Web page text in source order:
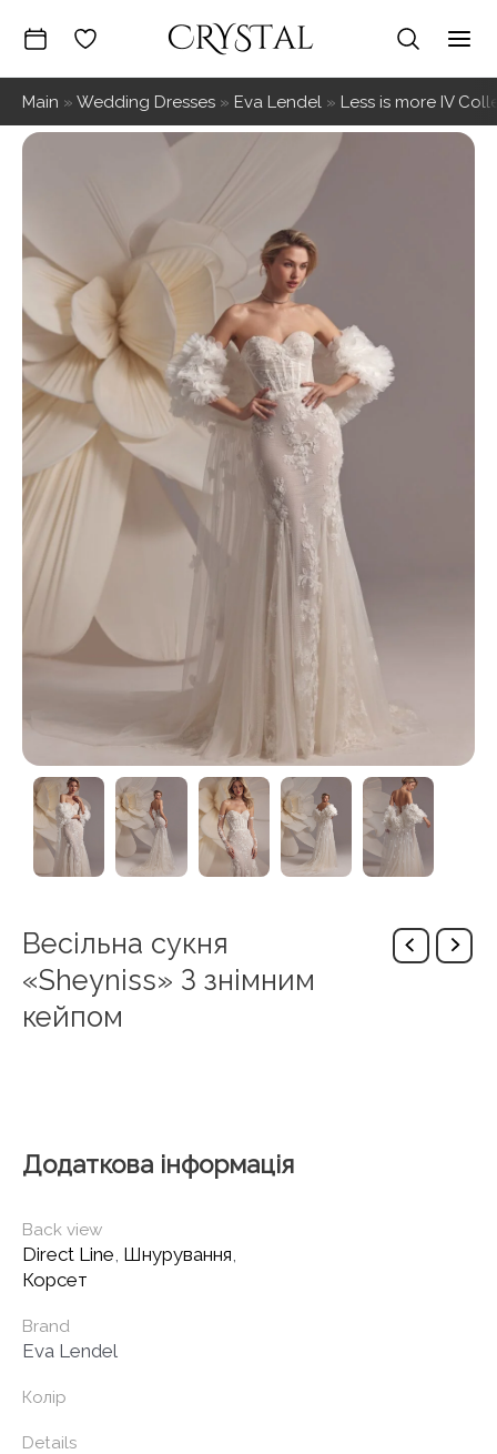
content
Main » Wedding Dresses » Eva Lendel » Less is more IV
Весільна сукня
«Sheyniss» З знімним
кейпом
Додаткова інформація
Back view
Direct Line Шнурування
Корсет
Brand
Eva Lendel
Колір
Details